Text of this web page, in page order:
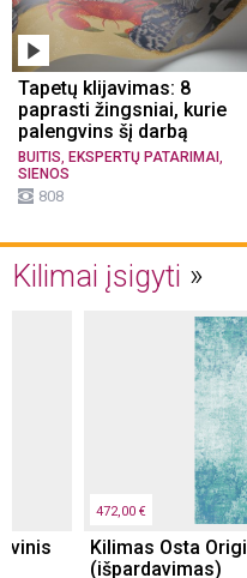
Tapetų klijavimas: 8
paprasti žingsniai, kurie
palengvins šį darbą
BUITIS EKSPERTŲ PATARIMAI
SIENOS
808
Kilimai įsigyti
472,00 €
Kilimas Osta
(išpardavimas)